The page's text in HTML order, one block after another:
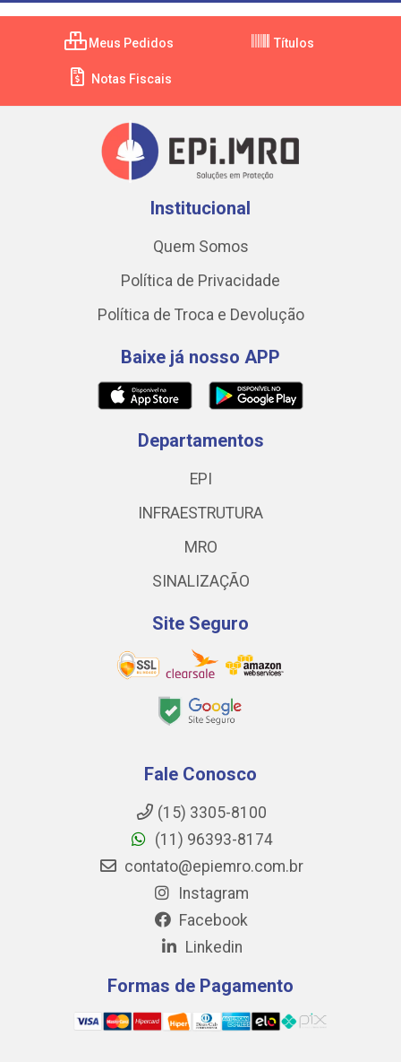
Meus Pedidos Títulos
Notas Fiscais
Institucional
Quem Somos
Política de Privacidade
Política de Troca e Devolução
Baixe já nosso APP
Departamentos
EPI
INFRAESTRUTURA
MRO
SINALIZAÇÃO
Site Seguro
Fale Conosco
(15) 3305-8100
(11) 96393-8174
contato@epiemro.com.br
Instagram
Facebook
Linkedin
Formas de Pagamento